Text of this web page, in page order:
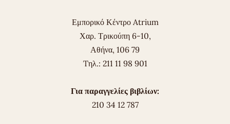
Εμπορικό Κέντρο Atrium
Χαρ. Τρικούπη 6-10,
Αθήνα, 106 79
Tηλ.: 211 11 98 901
Για παραγγελίες βιβλίων:
210 34 12 787